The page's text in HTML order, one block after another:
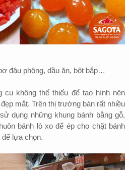
đậu phộng, dầu ăn, bột bắp…
cụ không thể thiếu để tạo hình nên
mắt. Trên thị trường bán rất nhiều
dụng những khung bánh bằng gỗ,
bánh lò xo để ép cho chặt bánh
lựa chọn.